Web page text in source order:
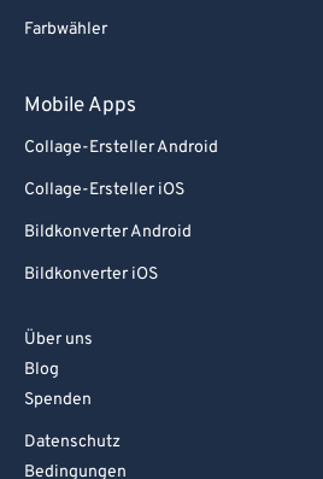
Farbwähler
Mobile Apps
Collage-Ersteller Android
Collage-Ersteller iOS
Bildkonverter Android
Bildkonverter iOS
Über uns
Blog
Spenden
Datenschutz
Bedingungen